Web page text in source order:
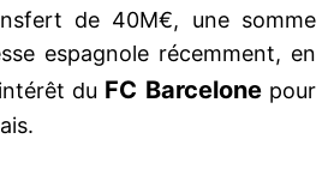
de 40M€, une somme
espagnole récemment, en
du FC Barcelonepour